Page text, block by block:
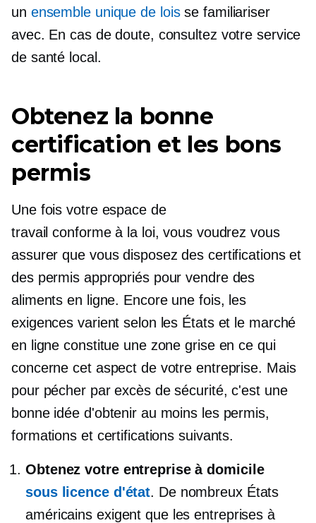
un ensemble unique de loisse familiariser
avec. En cas de doute, consultez votre service
de santé local.
Obtenez la bonne
certification et les bons
permis
Une fois votre espace de
travailconforme à la loi, vous voudrez vous
assurer que vous disposez des certifications et
des permis appropriés pour vendre des
aliments en ligne. Encore une fois, les
exigences varient selon les États et le marché
en ligne constitue une zone grise en ce qui
concerne cet aspect de votre entreprise. Mais
pour pécher par excès de sécurité, c'est une
bonne idée d'obtenir au moins les permis,
formations et certifications suivants.
Obtenez votre entreprise à domicile
sous licence d'état. De nombreux États
américains exigent que les entreprises à